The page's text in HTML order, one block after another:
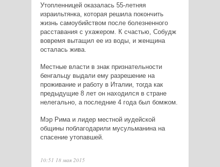
Утопленницей оказалась 55-летняя
израильтянка, которая решила покончить
жизнь самоубийством после болезненного
расставания с ухажером. К счастью, Собудж
вовремя вытащил ее из воды, и женщина
осталась жива.
Местные власти в знак признательности
бенгальцу выдали ему разрешение на
проживание и работу в Италии, тогда как
предыдущие 8 лет он находился в стране
нелегально, а последние 4 года был бомжом.
Мэр Рима и лидер местной иудейской
общины поблагодарили мусульманина на
спасение утопавшей.
10:51 18 мая 2015